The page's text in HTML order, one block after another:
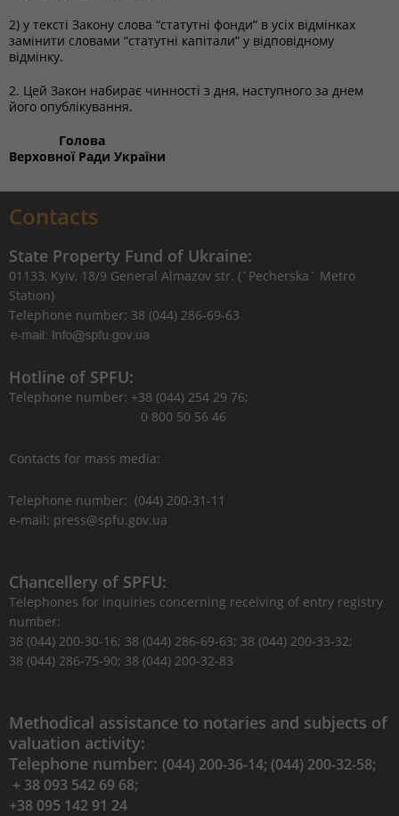
2) у тексті Закону слова “статутні фонди” в усіх відмінках
замінити словами “статутні капітали” у відповідному
відмінку.
2. Цей Закон набирає чинності з дня, наступного за днем
його опублікування.
Голова
Верховної Ради України
Contacts
State Property Fund of Ukraine:
01133, Kyiv, 18/9 General Almazov str. (`Pecherska` Metro
Station)
Telephone number: 38 (044) 286-69-63
Hotline of SPFU:
Telephone number: +38 (044) 254 29 76;
0 800 50 56 46
Contacts for mass media:
Telephone number: (044) 200-31-11
e-mail: press@spfu.gov.ua
Chancellery of SPFU:
Telephones for inquiries concerning receiving of entry registry
number:
38 (044) 200-30-16; 38 (044) 286-69-63; 38 (044) 200-33-32;
38 (044) 286-75-90; 38 (044) 200-32-83
Methodical assistance to notaries and subjects of
valuation activity:
Telephone number: (044) 200-36-14; (044) 200-32-58;
+ 38 093 542 69 68;
+38 095 142 91 24